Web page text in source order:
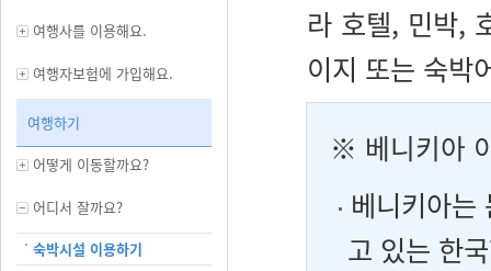
여행사를 이용해요.
여행자보험에 가입해요.
여행하기
어떻게 이동할까요?
어디서 잘까요?
숙박시설 이용하기
라 호텔, 민박,
이지 또는 숙박
※ 베니키아
베니키아는
고 있는 한